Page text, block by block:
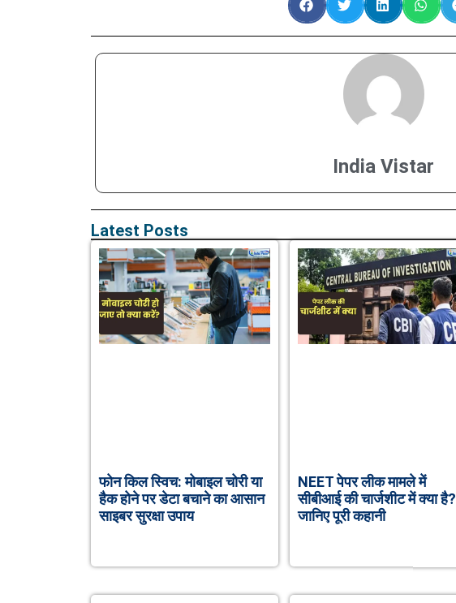
India Vistar
Latest Posts
फोन किल स्विच: मोबाइल चोरी या
हैक होने पर डेटा बचाने का आसान
साइबर सुरक्षा उपाय
NEET पेपर लीक मामले में
सीबीआई की चार्जशीट में क्या है?
जानिए पूरी कहानी